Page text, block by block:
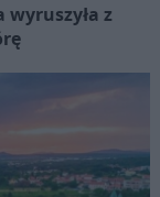
wyruszyła z